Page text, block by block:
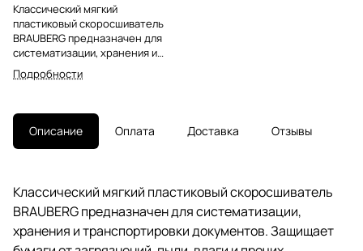
Классический мягкий
пластиковый скоросшиватель
BRAUBERG предназначен для
систематизации, хранения и
транспортировки документов.
Защищает бумаги от
прочих механических
повреждений.Фиксирует до 100
листов формата А4. Толщина
180 мкм. Предельно простой
механизм подшивки:
металлические усики и
пластиковая планка для
надежной фиксации документов.
Подробности
Описание Оплата Доставка Отзывы
Классический мягкий пластиковый скоросшиватель
BRAUBERG предназначен для систематизации,
хранения и транспортировки документов. Защищает